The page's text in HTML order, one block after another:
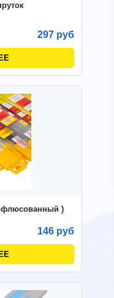
297 руб
)
146 руб